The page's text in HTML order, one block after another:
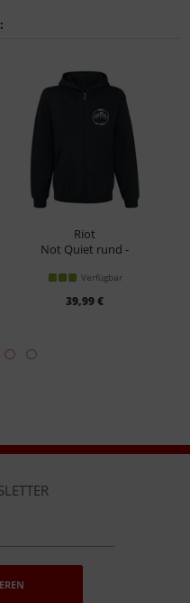
Riot
Not Quiet rund -
Verfügbar
39,99 €